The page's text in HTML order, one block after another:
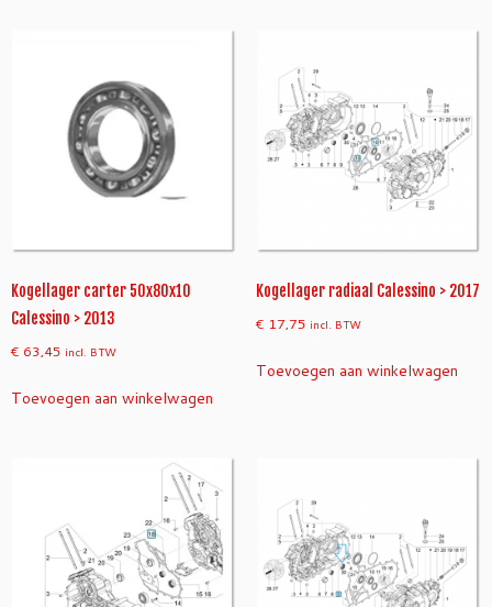
Kogellager carter 50x80x10
Calessino > 2013
€ 63,45 incl. BTW
Toevoegen aan winkelwagen
Kogellager radiaal Calessino > 2017
€ 17,75 incl. BTW
Toevoegen aan winkelwagen